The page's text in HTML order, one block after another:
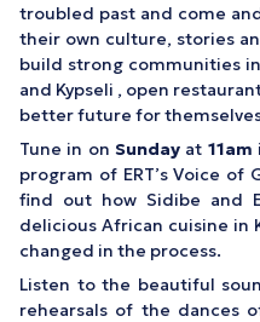
troubled past and come
their own culture, stories
build strong communities
and Kypseli , open
better future for
Tune in on Sunday at 11am
program of ERT’s Voice of
find out how Sidibe and
delicious African cuisine in
changed in the process.
Listen to the beautiful
rehearsals of the dances